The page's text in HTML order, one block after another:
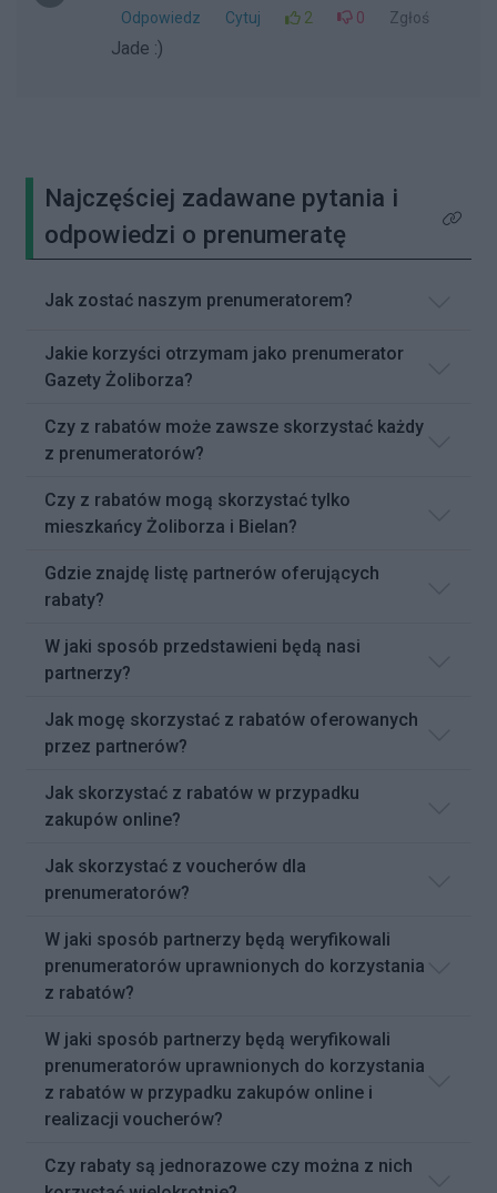
Odpowiedz
Cytuj 2 0 Zgłoś
Jade :)
Najczęściej zadawane pytania i
odpowiedzi o prenumeratę
Kliknij
Jak zostać naszym prenumeratorem?
Jakie korzyści otrzymam jako prenumerator
Gazety Żoliborza?
Czy z rabatów może zawsze skorzystać każdy
z prenumeratorów?
Czy z rabatów mogą skorzystać tylko
mieszkańcy Żoliborza i Bielan?
Gdzie znajdę listę partnerów oferujących
rabaty?
W jaki sposób przedstawieni będą nasi
partnerzy?
Jak mogę skorzystać z rabatów oferowanych
przez partnerów?
Jak skorzystać z rabatów w przypadku
zakupów online?
Jak skorzystać z voucherów dla
prenumeratorów?
W jaki sposób partnerzy będą weryfikowali
prenumeratorów uprawnionych do korzystania
z rabatów?
W jaki sposób partnerzy będą weryfikowali
prenumeratorów uprawnionych do korzystania
z rabatów w przypadku zakupów online i
realizacji voucherów?
Czy rabaty są jednorazowe czy można z nich